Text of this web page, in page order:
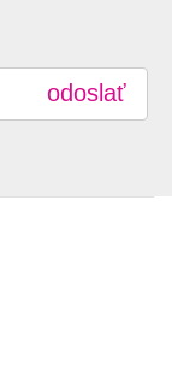
odoslať